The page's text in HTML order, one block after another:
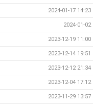
2024-01-17 14:23
2024-01-02
2023-12-19 11:00
2023-12-14 19:51
2023-12-12 21:34
2023-12-04 17:12
2023-11-29 13:57